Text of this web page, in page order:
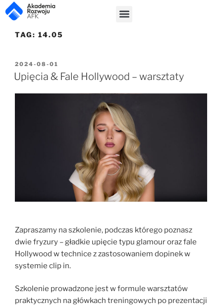
TAG: 14.05
2024-08-01
Upięcia & Fale Hollywood – warsztaty
Zapraszamy na szkolenie, podczas którego poznasz
dwie fryzury – gładkie upięcie typu glamour oraz fale
Hollywood w technice z zastosowaniem dopinek w
systemie clip in.
Szkolenie prowadzone jest w formule warsztatów
praktycznych na główkach treningowych po prezentacji